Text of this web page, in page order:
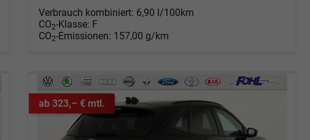
Verbrauch kombiniert: 6,90 l/100km
CO2-Klasse: F
CO2-Emissionen: 157,00 g/km
ab 323,– € mtl.